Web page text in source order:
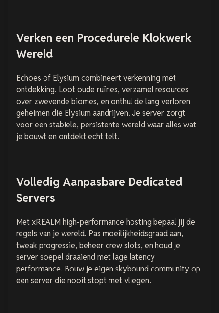
Verken een Procedurele Klokwerk
Wereld
Echoes of Elysium combineert verkenning met
ontdekking. Loot oude ruïnes, verzamel resources
over zwevende biomes, en onthul de lang verloren
geheimen die Elysium aandrijven. Je server zorgt
voor een stabiele, persistente wereld waar alles wat
je bouwt en ontdekt echt telt.
Volledig Aanpasbare Dedicated
Servers
Met xREALM high-performance hosting bepaal jij de
regels van je wereld. Pas moeilijkheidsgraad aan,
tweak progressie, beheer crew slots, en houd je
server soepel draaiend met lage latency
performance. Bouw je eigen skybound community op
een server die nooit stopt met vliegen.